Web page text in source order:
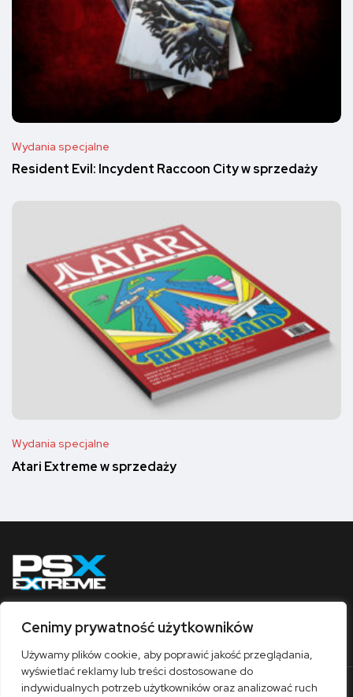
Cenimy prywatność użytkowników
Używamy plików cookie, aby poprawić jakość przeglądania,
wyświetlać reklamy lub treści dostosowane do
indywidualnych potrzeb użytkowników oraz analizować ruch
Wydania specjalne
Resident Evil: Incydent Raccoon City w sprzedaży
Wydania specjalne
Atari Extreme w sprzedaży
Obserwuj nas
O nas Współpraca Kontakt Sklep